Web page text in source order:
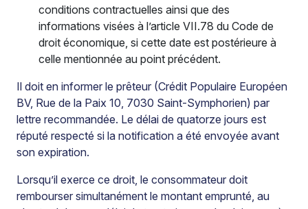
conditions contractuelles ainsi que des
informations visées à l’article VII.78 du Code de
droit économique, si cette date est postérieure à
celle mentionnée au point précédent.
Il doit en informer le prêteur (Crédit Populaire Européen
BV, Rue de la Paix 10, 7030 Saint-Symphorien) par
lettre recommandée. Le délai de quatorze jours est
réputé respecté si la notification a été envoyée avant
son expiration.
Lorsqu’il exerce ce droit, le consommateur doit
rembourser simultanément le montant emprunté, au